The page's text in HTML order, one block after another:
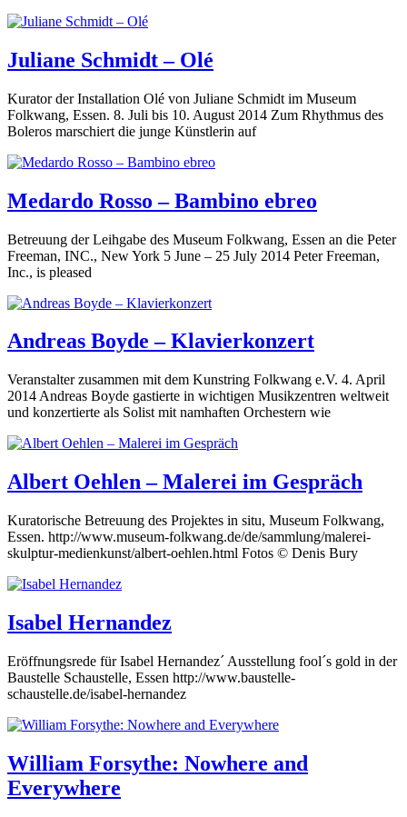
Juliane Schmidt – Olé
Kurator der Installation Olé von Juliane Schmidt im Museum
Folkwang, Essen. 8. Juli bis 10. August 2014 Zum Rhythmus des
Boleros marschiert die junge Künstlerin auf
Medardo Rosso – Bambino ebreo
Betreuung der Leihgabe des Museum Folkwang, Essen an die Peter
Freeman, INC., New York 5 June – 25 July 2014 Peter Freeman,
Inc., is pleased
Andreas Boyde – Klavierkonzert
Veranstalter zusammen mit dem Kunstring Folkwang e.V. 4. April
2014 Andreas Boyde gastierte in wichtigen Musikzentren weltweit
und konzertierte als Solist mit namhaften Orchestern wie
Albert Oehlen – Malerei im Gespräch
Kuratorische Betreuung des Projektes in situ, Museum Folkwang,
Essen. http://www.museum-folkwang.de/de/sammlung/malerei-
skulptur-medienkunst/albert-oehlen.html Fotos © Denis Bury
Isabel Hernandez
Eröffnungsrede für Isabel Hernandez´ Ausstellung fool´s gold in der
Baustelle Schaustelle, Essen http://www.baustelle-
schaustelle.de/isabel-hernandez
William Forsythe: Nowhere and
Everywhere